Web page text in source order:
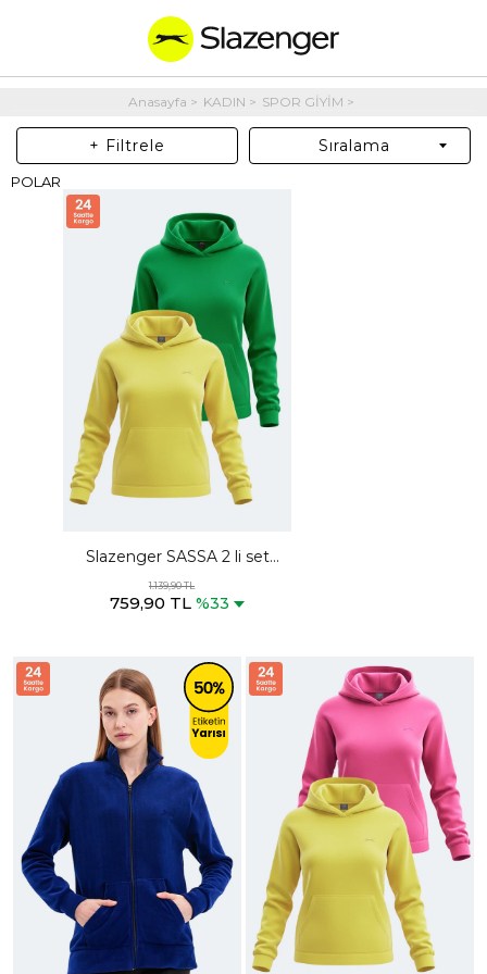
Anasayfa KADIN SPOR GİYİM
+ Filtrele Sıralama
POLAR
Slazenger SASSA 2 li set
Kadın Kapüşonlu Cepli Sarı -
Yeşil Sweatshırt
1.139,90 TL
759,90 TL %33